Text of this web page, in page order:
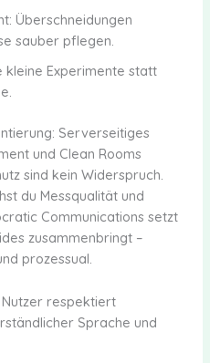
Überschneidungen
sauber pflegen.
kleine Experimente statt
Serverseitiges
und Clean Rooms
sind kein Widerspruch.
du Messqualität und
Communications setzt
zusammenbringt –
prozessual.
respektiert
Sprache und